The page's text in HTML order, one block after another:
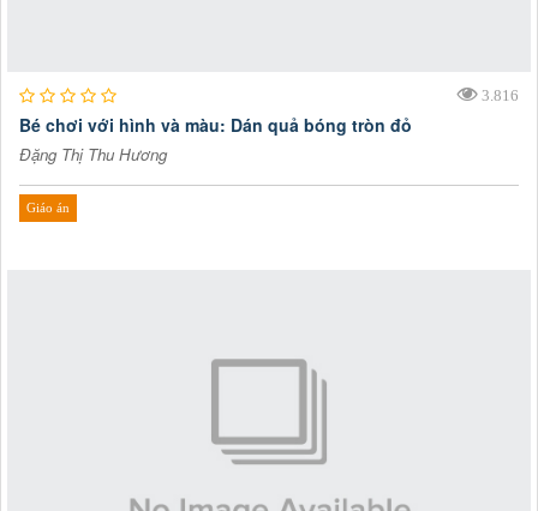
3.816
Bé chơi với hình và màu: Dán quả bóng tròn đỏ
Đặng Thị Thu Hương
Giáo án